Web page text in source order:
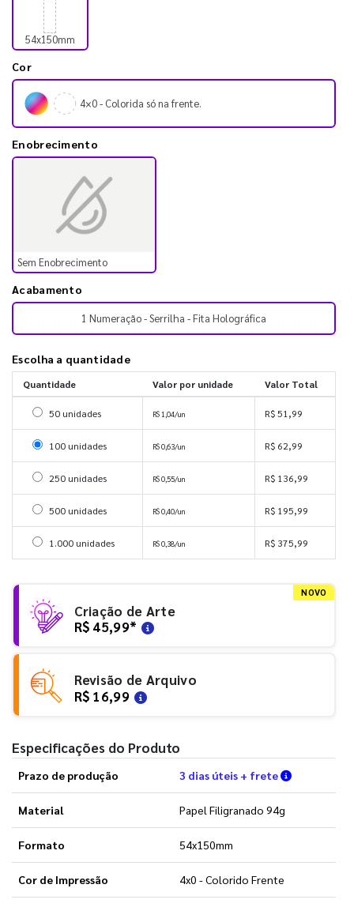
54x150mm
Cor
4×0 - Colorida só na frente.
Enobrecimento
Sem Enobrecimento
Acabamento
1 Numeração - Serrilha - Fita Holográfica
Escolha a quantidade
Quantidade Valor por unidade Valor Total
Selecionar 50 unidades
50 unidades R$ 1,04/un R$ 51,99
Selecionar 100 unidades
100 unidades R$ 0,63/un R$ 62,99
Selecionar 250 unidades
250 unidades R$ 0,55/un R$ 136,99
Selecionar 500 unidades
500 unidades R$ 0,40/un R$ 195,99
Selecionar 1000 unidades
1.000 unidades R$ 0,38/un R$ 375,99
NOVO
Criação de Arte
R$ 45,99*
Revisão de Arquivo
R$ 16,99
Especificações do Produto
Prazo de produção 3 dias úteis + frete Verifique
Material Papel Filigranado 94g
Formato 54x150mm
Cor de Impressão 4x0 - Colorido Frente